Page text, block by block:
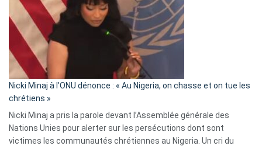
« Zemmour
a
tout
parle
ses
tripes »
Nicki Minaj à l’ONU dénonce : « Au Nigeria, on chasse et on tue les
chrétiens »
Nicki Minaj a pris la parole devant l’Assemblée générale des
Nations Unies pour alerter sur les persécutions dont sont
victimes les communautés chrétiennes au Nigeria. Un cri du